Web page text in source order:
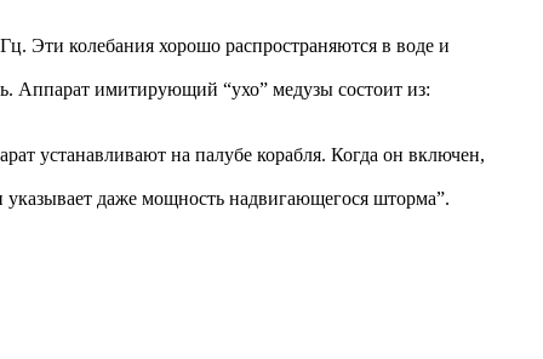
Эти колебания хорошо распространяются в воде и
Аппарат имитирующий “ухо” медузы состоит из:
устанавливают на палубе корабля. Когда он включен,
указывает даже мощность надвигающегося шторма”.